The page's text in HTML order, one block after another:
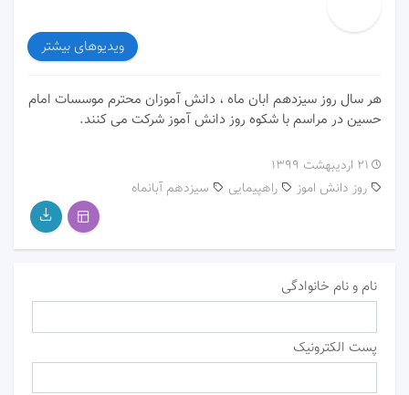
ویدیوهای بیشتر
هر سال روز سیزدهم ابان ماه ، دانش آموزان محترم موسسات امام
حسین در مراسم با شکوه روز دانش آموز شرکت می کنند.
۲۱ اردیبهشت ۱۳۹۹
راهپیمایی
روز دانش اموز سیزدهم آبانماه
نام و نام خانوادگی
پست الکترونیک